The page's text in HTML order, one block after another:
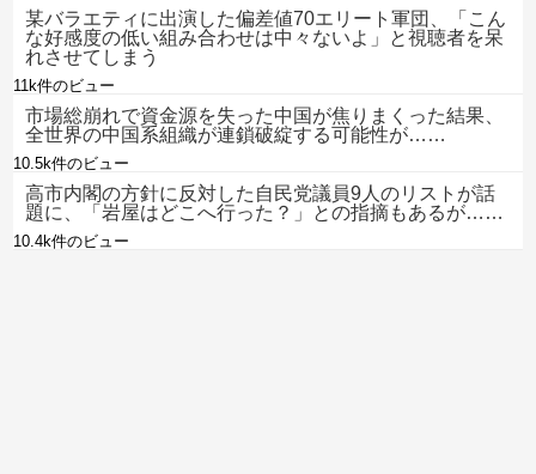
某バラエティに出演した偏差値70エリート軍団、「こん
な好感度の低い組み合わせは中々ないよ」と視聴者を呆
れさせてしまう
11k件のビュー
市場総崩れで資金源を失った中国が焦りまくった結果、
全世界の中国系組織が連鎖破綻する可能性が……
10.5k件のビュー
高市内閣の方針に反対した自民党議員9人のリストが話
題に、「岩屋はどこへ行った？」との指摘もあるが……
10.4k件のビュー